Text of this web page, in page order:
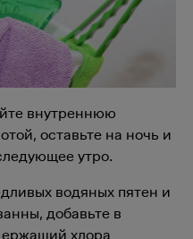
внутреннюю
оставьте на ночь и
утро.
водяных пятен и
добавьте в
хлора